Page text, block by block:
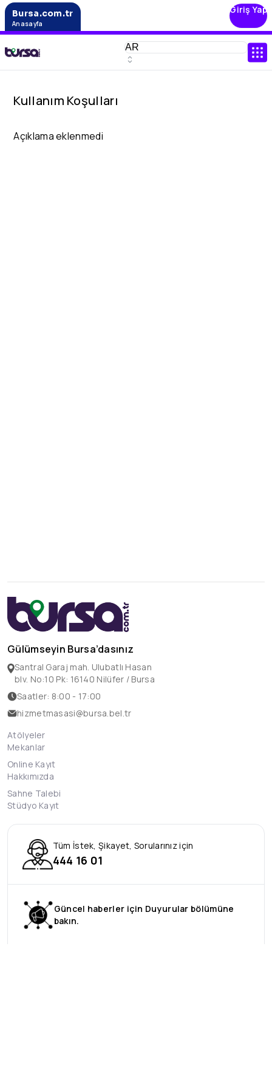
Bursa.com.tr
Anasayfa
Giriş Yap
Kullanım Koşulları
Açıklama eklenmedi
Gülümseyin Bursa’dasınız
Santral Garaj mah. Ulubatlı Hasan
blv. No:10 Pk: 16140 Nilüfer / Bursa
Saatler: 8:00 - 17:00
hizmetmasasi@bursa.bel.tr
Atölyeler
Mekanlar
Online Kayıt
Hakkımızda
Sahne Talebi
Stüdyo Kayıt
Tüm İstek, Şikayet, Sorularınız için
444 16 01
Güncel haberler için Duyurular bölümüne
bakın.